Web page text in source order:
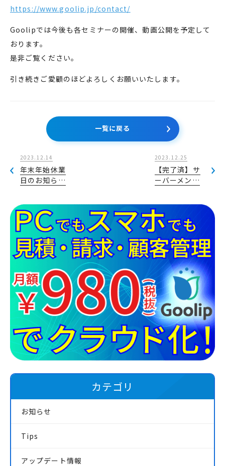
https://www.goolip.jp/contact/
Goolipでは今後も各セミナーの開催、動画公開を予定して
おります。
是非ご覧ください。
引き続きご愛顧のほどよろしくお願いいたします。
2023.12.14
年末年始休業
日のお知ら…
一覧に戻る
2023.12.25
【完了済】サ
ーバーメン…
カテゴリ
お知らせ
Tips
アップデート情報